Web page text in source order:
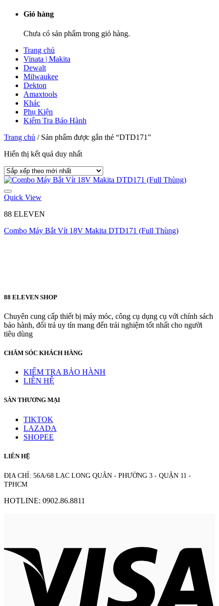
Giỏ hàng
Chưa có sản phẩm trong giỏ hàng.
Trang chủ
Vinata | Makita
Dewalt
Milwaukee
Dekton
Amaxtools
Khác
Phụ Kiện
Kiểm Tra Bảo Hành
Trang chủ /Sản phẩm được gắn thẻ “DTD171”
Hiển thị kết quả duy nhất
Quick View
88 ELEVEN
Combo Máy Bắt Vít 18V Makita DTD171 (Full Thùng)
88 ELEVEN SHOP
Chuyên cung cấp thiết bị máy móc, công cụ dụng cụ với chính sách
bảo hành, đổi trả uy tín mang đến trải nghiệm tốt nhất cho người
tiêu dùng
CHĂM SÓC KHÁCH HÀNG
KIỂM TRA BẢO HÀNH
LIÊN HỆ
SÀN THƯƠNG MẠI
TIKTOK
LAZADA
SHOPEE
LIÊN HỆ
ĐỊA CHỈ: 56A/68 LẠC LONG QUÂN - PHƯỜNG 3 - QUẬN 11 -
TPHCM
HOTLINE: 0902.86.8811